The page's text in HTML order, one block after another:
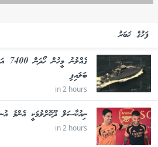
ފަހުގެ ޚަބަރު
ބަލައިފި
in 2 hours
ނިއުކާސަލް ދޫކޮށްލުމަކީ އެންމެ
in 2 hours